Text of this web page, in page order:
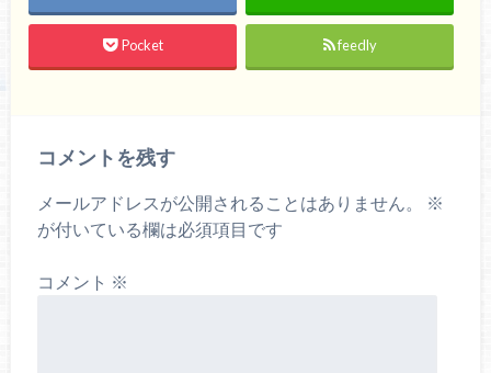
Pocket feedly
コメントを残す
メールアドレスが公開されることはありません。
※
が付いている欄は必須項目です
コメント ※